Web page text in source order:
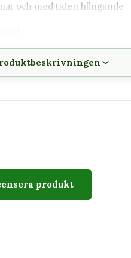
och med tiden hängande
normalt inte som giftig,
produkt